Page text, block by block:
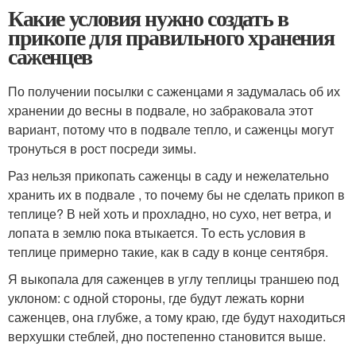
Какие условия нужно создать в
прикопе для правильного хранения
саженцев
По получении посылки с саженцами я задумалась об их
хранении до весны в подвале, но забраковала этот
вариант, потому что в подвале тепло, и саженцы могут
тронуться в рост посреди зимы.
Раз нельзя прикопать саженцы в саду и нежелательно
хранить их в подвале , то почему бы не сделать прикоп в
теплице? В ней хоть и прохладно, но сухо, нет ветра, и
лопата в землю пока втыкается. То есть условия в
теплице примерно такие, как в саду в конце сентября.
Я выкопала для саженцев в углу теплицы траншею под
уклоном: с одной стороны, где будут лежать корни
саженцев, она глубже, а тому краю, где будут находиться
верхушки стеблей, дно постепенно становится выше.